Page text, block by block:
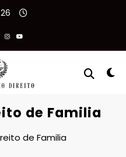
de Familia
de Familia